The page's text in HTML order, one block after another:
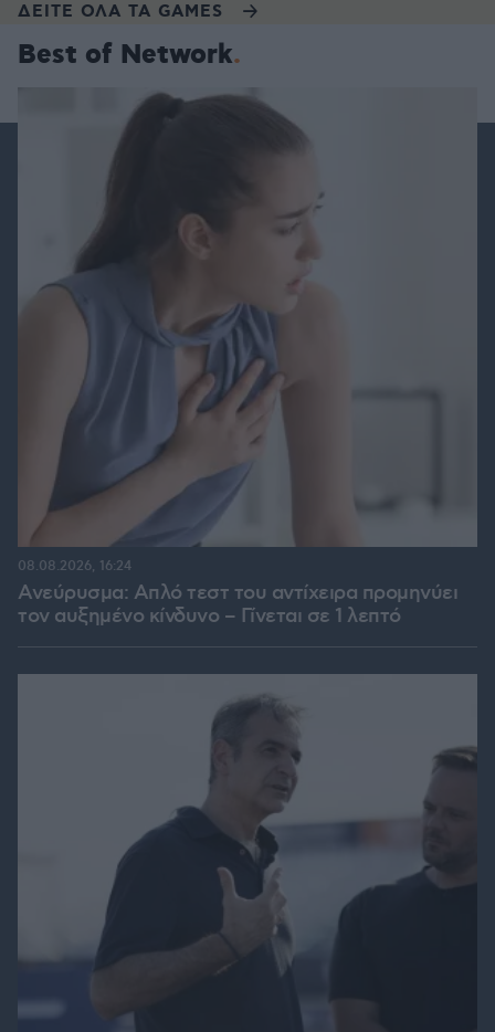
ΔΕΙΤΕ ΟΛΑ ΤΑ GAMES
Best of Network
Ανεύρυσμα: Απλό τεστ του αντίχειρα προμηνύει
τον αυξημένο κίνδυνο – Γίνεται σε 1 λεπτό
08.08.2026, 16:24